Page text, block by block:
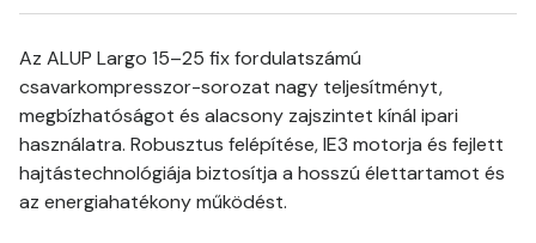
Az ALUP Largo 15–25 fix fordulatszámú
csavarkompresszor-sorozat nagy teljesítményt,
megbízhatóságot és alacsony zajszintet kínál ipari
használatra. Robusztus felépítése, IE3 motorja és fejlett
hajtástechnológiája biztosítja a hosszú élettartamot és
az energiahatékony működést.